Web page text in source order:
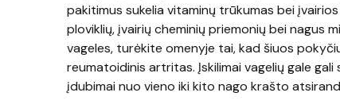
pakitimus sukelia vitaminų trūkumas bei
ploviklių, įvairių cheminių priemonių bei nagus
vageles, turėkite omenyje tai, kad šiuos
reumatoidinis artritas. Įskilimai vagelių gale
įdubimai nuo vieno iki kito nago krašto